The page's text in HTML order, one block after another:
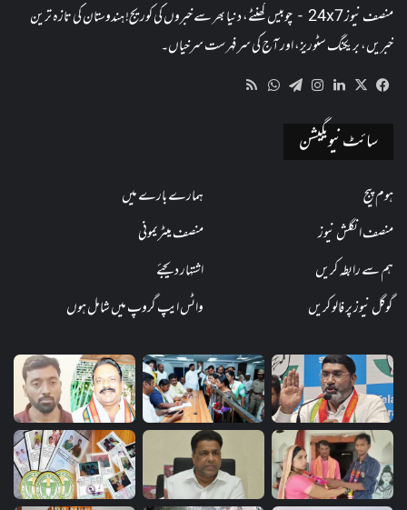
منصف نیوز 24x7 - چوبیس گھنٹے، دنیا بھر سے خبروں کی کوریج! ہندوستان کی تازہ ترین
خبریں، بریکنگ سٹوریز، اور آج کی سرفہرست سرخیاں۔
Facebook
X
LinkedIn
Instagram
Telegram
WhatsApp
سائٹ نیویگیشن
ہوم پیج
ہمارے بارے میں
منصف انگلش نیوز
منصف میٹریمونی
ہم سے رابطہ کریں
اشتہار دیجئے
گوگل نیوز پر فالو کریں
واٹس ایپ گروپ میں شامل ہوں